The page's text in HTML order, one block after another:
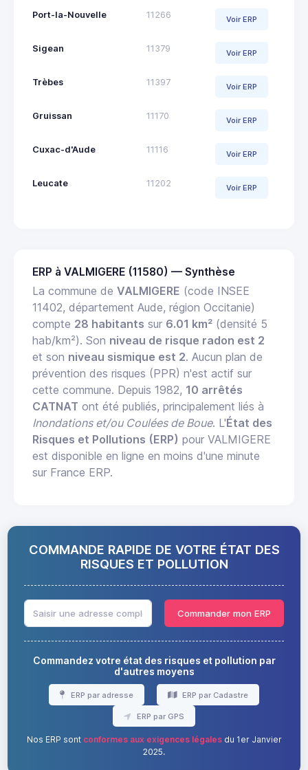
Port-la-Nouvelle 11266 Voir ERP
Sigean 11379 Voir ERP
Trèbes 11397 Voir ERP
Gruissan 11170 Voir ERP
Cuxac-d'Aude 11116 Voir ERP
Leucate 11202 Voir ERP
ERP à VALMIGERE (11580) — Synthèse
La commune de VALMIGERE (code INSEE
11402, département Aude, région Occitanie)
compte 28 habitants sur 6.01 km² (densité 5
hab/km²). Son niveau de risque radon est 2
et son niveau sismique est 2. Aucun plan de
prévention des risques (PPR) n'est actif sur
cette commune. Depuis 1982, 10 arrêtés
CATNAT ont été publiés, principalement liés à
Inondations et/ou Coulées de Boue. L'État des
Risques et Pollutions (ERP) pour VALMIGERE
est disponible en ligne en moins d'une minute
sur France ERP.
COMMANDE RAPIDE DE VOTRE ÉTAT DES
RISQUES ET POLLUTION
Commander mon ERP
Commandez votre état des risques et pollution par
d'autres moyens
ERP par adresse ERP par Cadastre
ERP par GPS
Nos ERP sont conformes aux exigences légalesdu 1er Janvier
2025.